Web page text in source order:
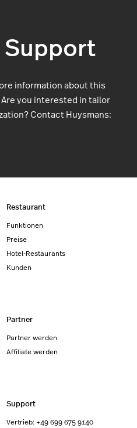
information about this
you interested in tailor
Contact Huysmans:
Restaurant
Funktionen
Preise
Hotel-Restaurants
Kunden
Partner
Partner werden
Affiliate werden
Support
Vertrieb: +49 699 675 9140